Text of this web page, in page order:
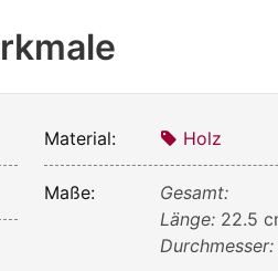
Material: Holz
Maße:
Gesamt:
Länge: 22.5